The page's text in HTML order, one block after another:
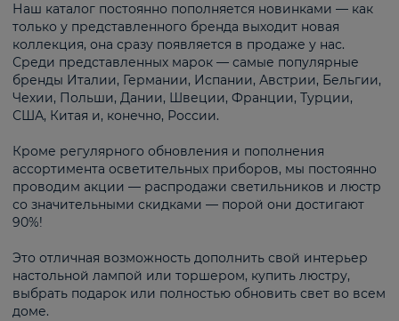
Наш каталог постоянно пополняется новинками — как
только у представленного бренда выходит новая
коллекция, она сразу появляется в продаже у нас.
Среди представленных марок — самые популярные
бренды Италии, Германии, Испании, Австрии, Бельгии,
Чехии, Польши, Дании, Швеции, Франции, Турции,
США, Китая и, конечно, России.
Кроме регулярного обновления и пополнения
ассортимента осветительных приборов, мы постоянно
проводим акции — распродажи светильников и люстр
со значительными скидками — порой они достигают
90%!
Это отличная возможность дополнить свой интерьер
настольной лампой или торшером, купить люстру,
выбрать подарок или полностью обновить свет во всем
доме.